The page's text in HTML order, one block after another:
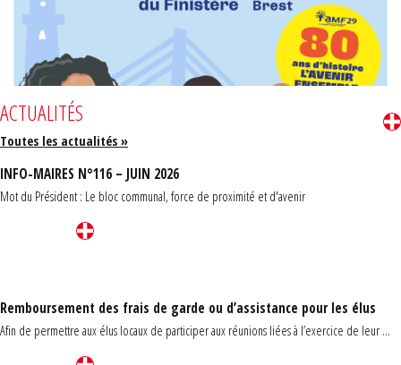
ACTUALITÉS
Toutes les actualités »
INFO-MAIRES N°116 – JUIN 2026
Mot du Président : Le bloc communal, force de proximité et d'avenir
Remboursement des frais de garde ou d’assistance pour les élus
Afin de permettre aux élus locaux de participer aux réunions liées à l’exercice de leur ...